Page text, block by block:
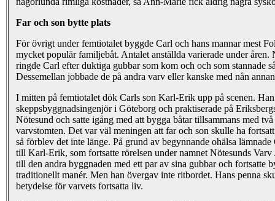
Far och son bytte plats
För övrigt under femtiotalet byggde Carl och hans mannar mest
mycket populär familjebåt. Antalet anställda varierade under åren.
ringde Carl efter duktiga gubbar som kom och och som stannade
Dessemellan jobbade de på andra varv eller kanske med nån
I mitten på femtiotalet dök Carls son Karl-Erik upp på scenen.
skeppsbyggnadsingenjör i Göteborg och praktiserade på
Nötesund och satte igång med att bygga båtar tillsammans med
varvstomten. Det var väl meningen att far och son skulle ha
så förblev det inte länge. På grund av begynnande ohälsa
till Karl-Erik, som fortsatte rörelsen under namnet Nötesunds
till den andra byggnaden med ett par av sina gubbar och fortsatte
traditionellt manér. Men han övergav inte ritbordet. Hans penna
betydelse för varvets fortsatta liv.